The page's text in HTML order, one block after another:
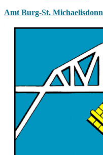
Amt Burg-St. Michaelisdonn